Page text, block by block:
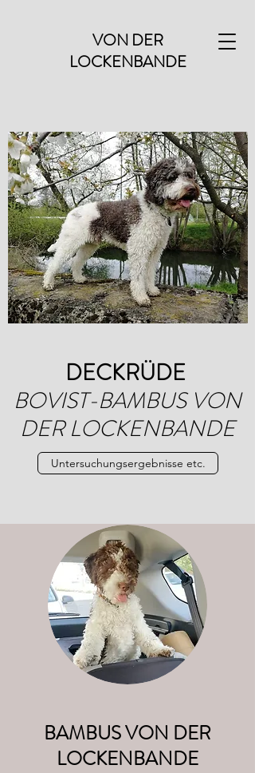
VON DER
LOCKENBANDE
DECKRÜDE
BOVIST-BAMBUS VON
DER LOCKENBANDE
Untersuchungsergebnisse etc.
BAMBUS VON DER
LOCKENBANDE